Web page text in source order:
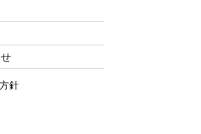
針